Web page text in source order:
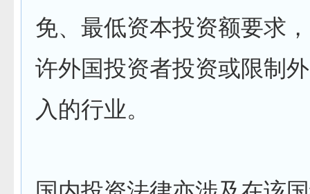
免、最低资本投资额要求
许外国投资者投资或限制
入的行业。